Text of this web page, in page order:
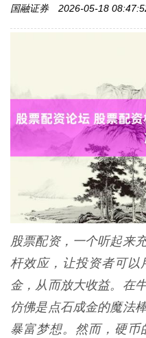
国融证券 2026-05-18
股票配资，一个听起来
杆效应，让投资者可以
金，从而放大收益。在
仿佛是点石成金的魔法
暴富梦想。然而，硬